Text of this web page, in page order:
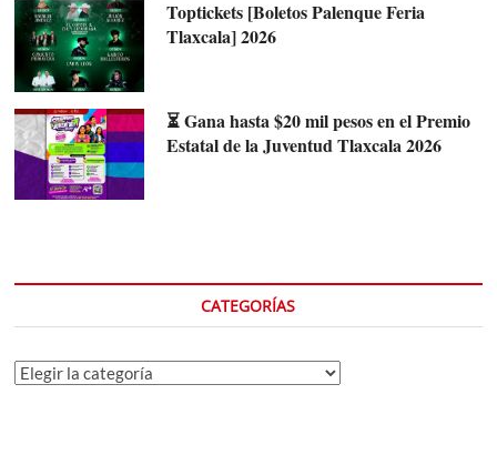
Toptickets [Boletos Palenque Feria
Tlaxcala] 2026
⏳ Gana hasta $20 mil pesos en el Premio
Estatal de la Juventud Tlaxcala 2026
CATEGORÍAS
Categorías